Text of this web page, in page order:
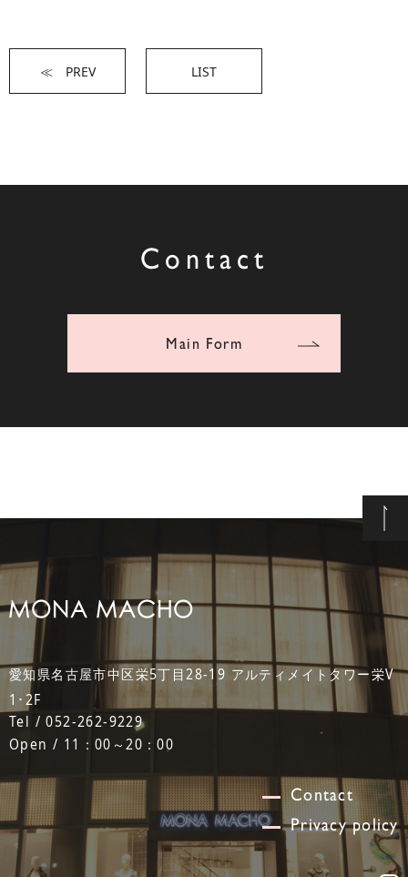
≪ PREV LIST
Contact
Main Form
愛知県名古屋市中区栄5丁目28-19 アルティメイトタワー栄V
1･2F
Tel / 052-262-9229
Open / 11：00～20：00
Contact
Privacy policy